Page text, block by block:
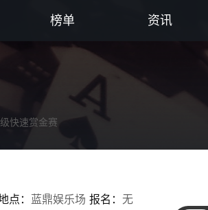
榜单 资讯
快速赏金赛
点： 蓝鼎娱乐场 报名： 无